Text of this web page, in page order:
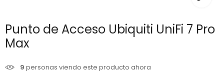
Punto de Acceso Ubiquiti UniFi 7 Pro
Max
9 personas viendo este producto ahora